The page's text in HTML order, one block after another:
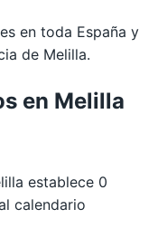
en toda España y
de Melilla.
en Melilla
establece 0
calendario